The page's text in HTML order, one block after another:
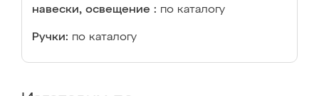
навески, освещение : по каталогу
Ручки: по каталогу